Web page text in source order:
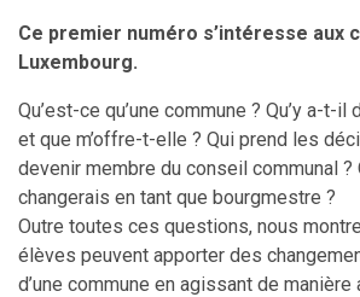
Ce premier numéro s’intéresse aux
Luxembourg.
Qu’est-ce qu’une commune ? Qu’y a-t-il
et que m’offre-t-elle ? Qui prend les
devenir membre du conseil communal ?
changerais en tant que bourgmestre ?
Outre toutes ces questions, nous
élèves peuvent apporter des
d’une commune en agissant de manière